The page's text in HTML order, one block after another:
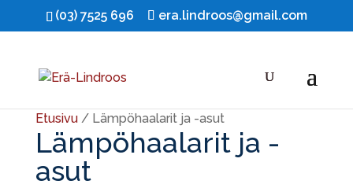
(03) 7525 696 era.lindroos@gmail.com
Etusivu/ Lämpöhaalarit ja -asut
Lämpöhaalarit ja -
asut